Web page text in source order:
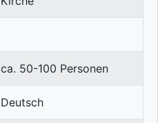
ca. 50-100 Personen
Deutsch